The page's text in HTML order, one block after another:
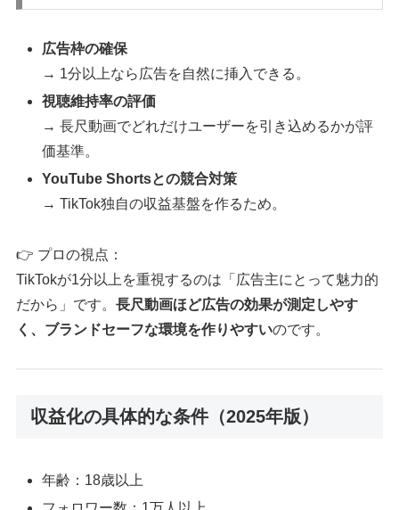
広告枠の確保
→ 1分以上なら広告を自然に挿入できる。
視聴維持率の評価
→ 長尺動画でどれだけユーザーを引き込めるかが評
価基準。
YouTube Shortsとの競合対策
→ TikTok独自の収益基盤を作るため。
👉 プロの視点：
TikTokが1分以上を重視するのは「広告主にとって魅力的
だから」です。長尺動画ほど広告の効果が測定しやす
く、ブランドセーフな環境を作りやすいのです。
収益化の具体的な条件（2025年版）
年齢：18歳以上